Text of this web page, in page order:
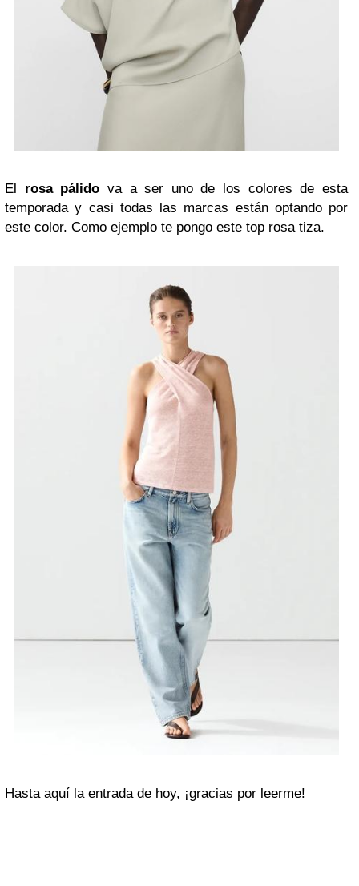
El rosa pálido va a ser uno de los colores de esta
temporada y casi todas las marcas están optando por
este color. Como ejemplo te pongo este top rosa tiza.
Hasta aquí la entrada de hoy, ¡gracias por leerme!